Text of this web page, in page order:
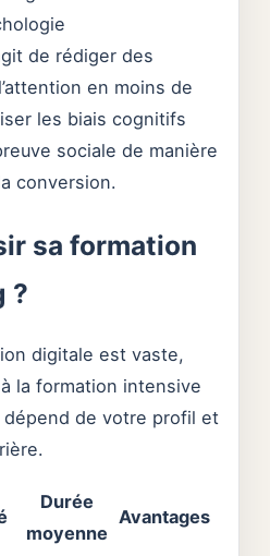
de rédiger des
en moins de
les biais cognitifs
sociale de manière
conversion.
sa formation
?
digitale est vaste,
la formation intensive
de votre profil et
Durée
moyenne
Avantages